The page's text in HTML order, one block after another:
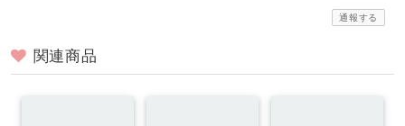
通報する
関連商品